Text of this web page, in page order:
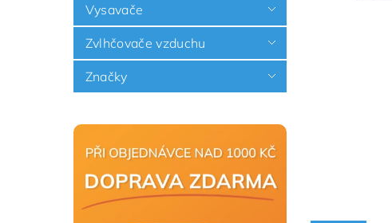
Vysavače
Zvlhčovače vzduchu
Značky